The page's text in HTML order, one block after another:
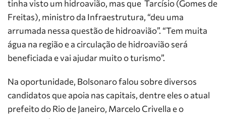
tinha visto um hidroavião, mas que Tarcísio (Gomes de
Freitas), ministro da Infraestrutura, “deu uma
arrumada nessa questão de hidroavião”. “Tem muita
água na região e a circulação de hidroavião será
beneficiada e vai ajudar muito o turismo”.
Na oportunidade, Bolsonaro falou sobre diversos
candidatos que apoia nas capitais, dentre eles o atual
prefeito do Rio de Janeiro, Marcelo Crivella e o